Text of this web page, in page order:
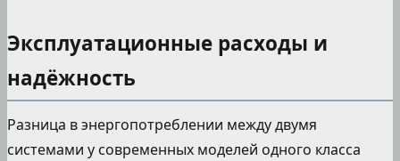
Эксплуатационные расходы и
надёжность
Разница в энергопотреблении между двумя
системами у современных моделей одного класса